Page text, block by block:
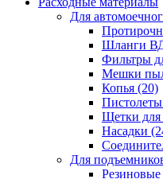
Для
Шланги
Фильтры
Мешки
Копья (20)
Пистолеты
Щетки для
Насадки
Для
Резиновые